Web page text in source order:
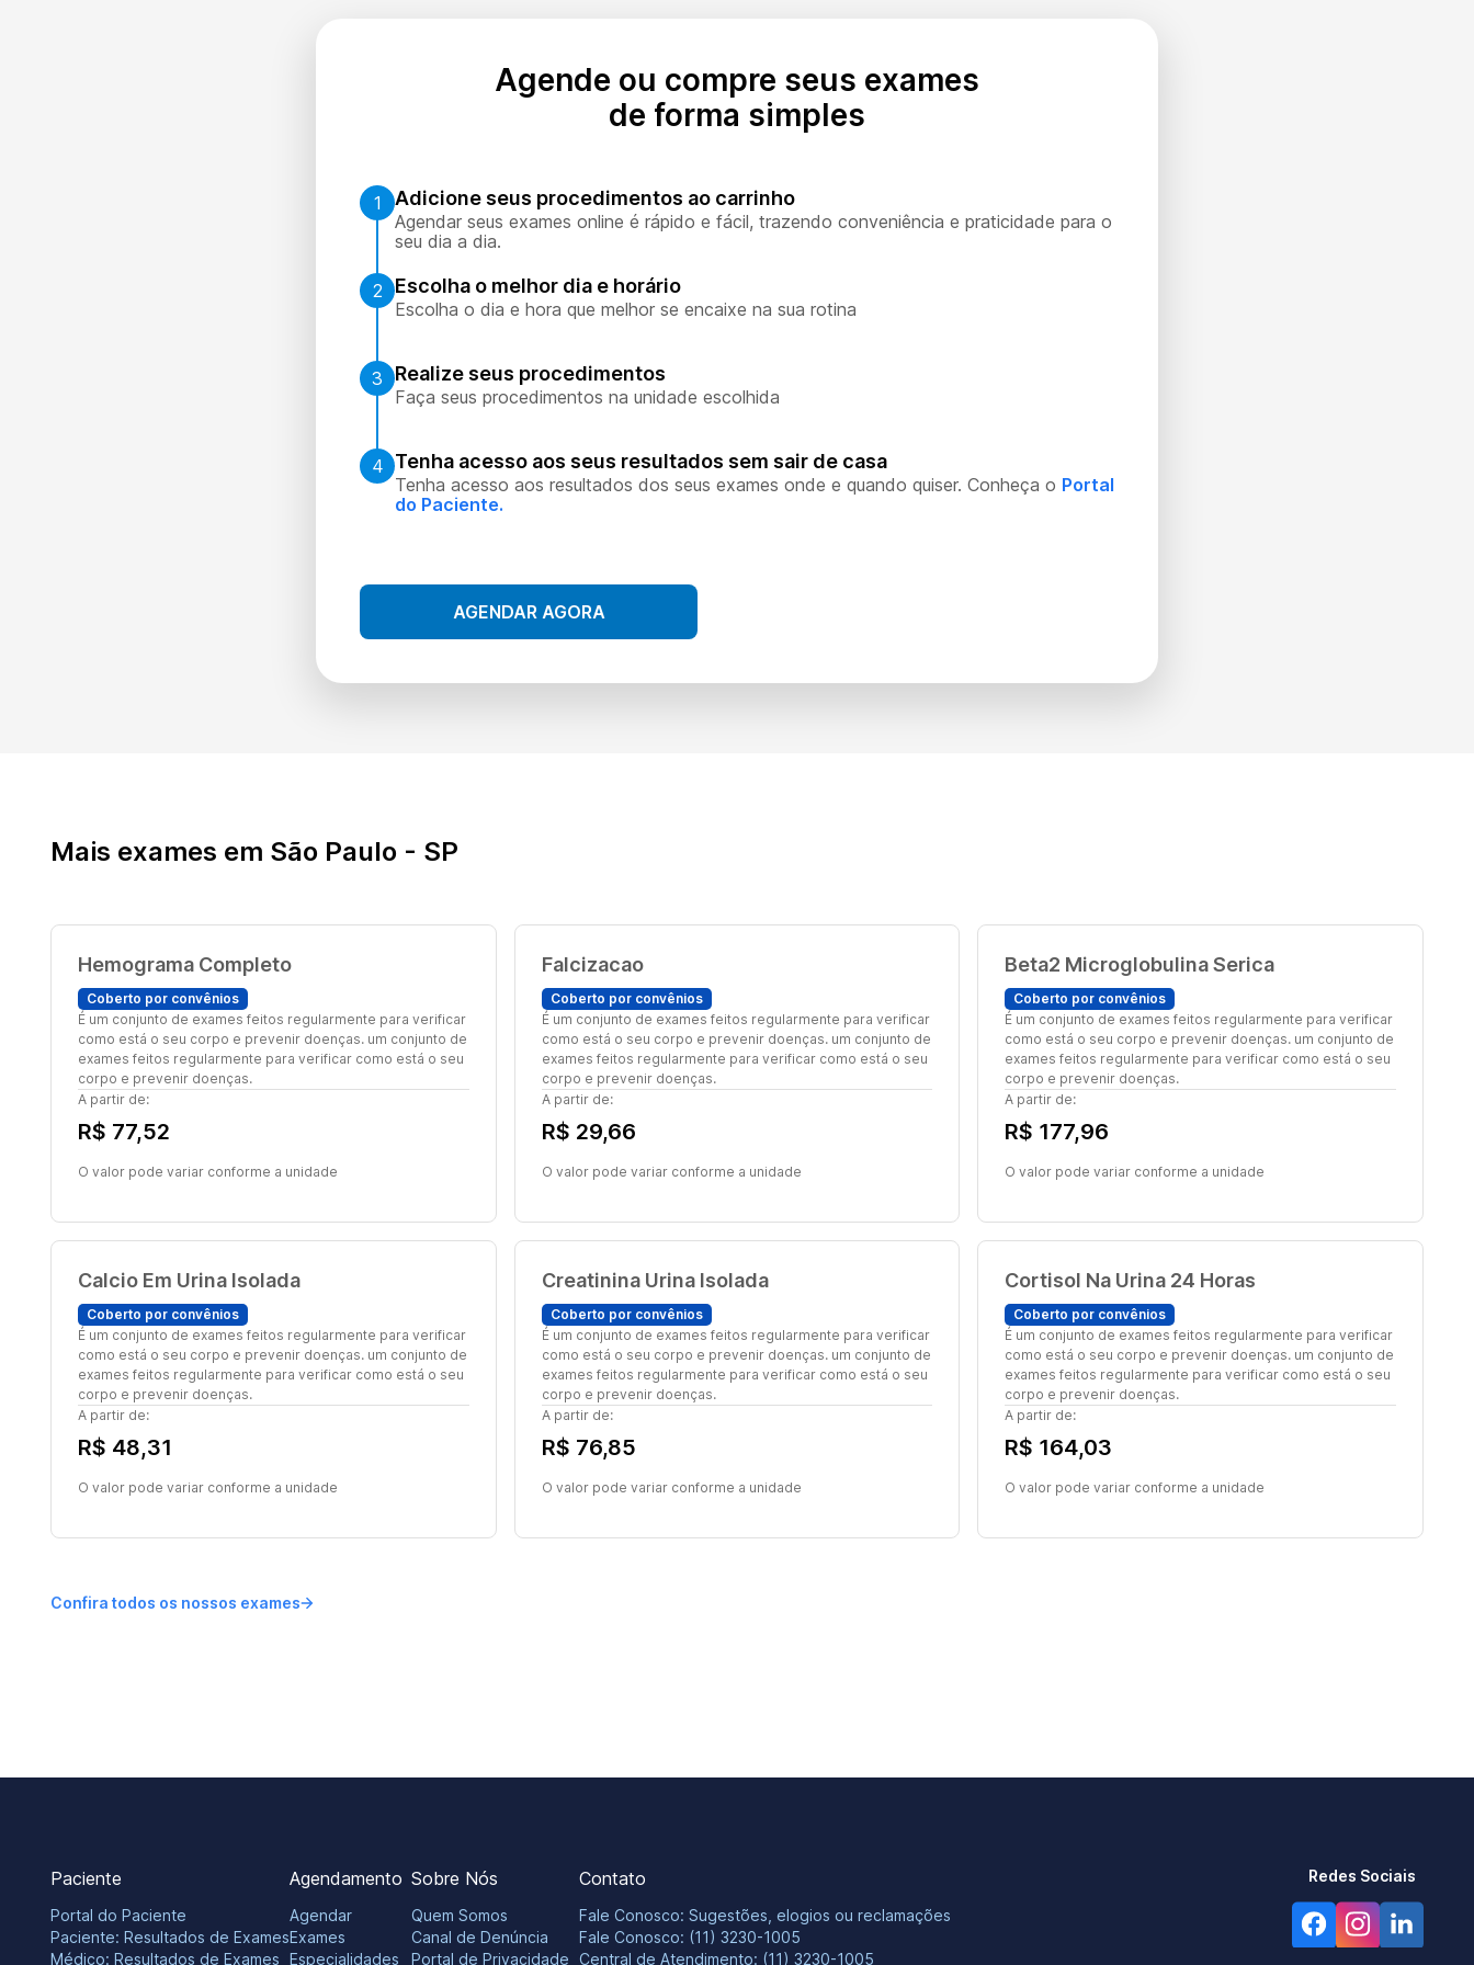
Agende ou compre seus exames
de forma simples
1 Adicione seus procedimentos ao carrinho
Agendar seus exames online é rápido e fácil, trazendo conveniência e praticidade para o
seu dia a dia.
2 Escolha o melhor dia e horário
Escolha o dia e hora que melhor se encaixe na sua rotina
3 Realize seus procedimentos
Faça seus procedimentos na unidade escolhida
4 Tenha acesso aos seus resultados sem sair de casa
Tenha acesso aos resultados dos seus exames onde e quando quiser. Conheça o Portal
do Paciente.
AGENDAR AGORA
Mais exames em São Paulo - SP
Hemograma Completo
Coberto por convênios
É um conjunto de exames feitos regularmente para verificar
como está o seu corpo e prevenir doenças. um conjunto de
exames feitos regularmente para verificar como está o seu
corpo e prevenir doenças.
A partir de:
R$ 77,52
O valor pode variar conforme a unidade
Falcizacao
Coberto por convênios
É um conjunto de exames feitos regularmente para verificar
como está o seu corpo e prevenir doenças. um conjunto de
exames feitos regularmente para verificar como está o seu
corpo e prevenir doenças.
A partir de:
R$ 29,66
O valor pode variar conforme a unidade
Beta2 Microglobulina Serica
Coberto por convênios
É um conjunto de exames feitos regularmente para verificar
como está o seu corpo e prevenir doenças. um conjunto de
exames feitos regularmente para verificar como está o seu
corpo e prevenir doenças.
A partir de:
R$ 177,96
O valor pode variar conforme a unidade
Calcio Em Urina Isolada
Coberto por convênios
É um conjunto de exames feitos regularmente para verificar
como está o seu corpo e prevenir doenças. um conjunto de
exames feitos regularmente para verificar como está o seu
corpo e prevenir doenças.
A partir de:
R$ 48,31
O valor pode variar conforme a unidade
Creatinina Urina Isolada
Coberto por convênios
É um conjunto de exames feitos regularmente para verificar
como está o seu corpo e prevenir doenças. um conjunto de
exames feitos regularmente para verificar como está o seu
corpo e prevenir doenças.
A partir de:
R$ 76,85
O valor pode variar conforme a unidade
Cortisol Na Urina 24 Horas
Coberto por convênios
É um conjunto de exames feitos regularmente para verificar
como está o seu corpo e prevenir doenças. um conjunto de
exames feitos regularmente para verificar como está o seu
corpo e prevenir doenças.
A partir de:
R$ 164,03
O valor pode variar conforme a unidade
Confira todos os nossos exames
Paciente
Portal do Paciente
Paciente: Resultados de Exames
Médico: Resultados de Exames
Agendamento
Agendar
Exames
Especialidades
Sobre Nós
Quem Somos
Canal de Denúncia
Portal de Privacidade
Contato
Fale Conosco: Sugestões, elogios ou reclamações
Fale Conosco: (11) 3230-1005
Central de Atendimento: (11) 3230-1005
Redes Sociais